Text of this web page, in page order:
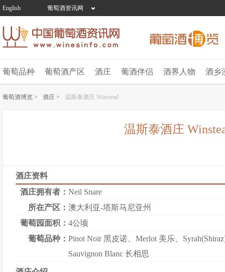
English 葡萄酒资讯网
葡萄品种 葡萄酒产区 酒庄 葡酒伴侣 酒界人物 酒乡
葡萄酒博览 > 酒庄 > 温斯泰酒庄 Winstead
温斯泰酒庄
酒庄资料
酒庄拥有者： Neil Snare
所在产区： 澳大利亚-塔斯马尼亚州
葡萄园面积： 4公顷
葡萄品种： Pinot Noir 黑皮诺 Merlot 美乐
Sauvignon Blanc 长相思